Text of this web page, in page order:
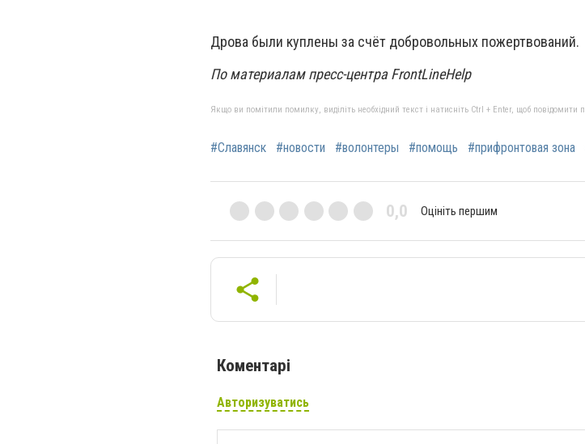
Дрова были куплены за счёт добровольных пожертвований.
По материалам пресс-центраFrontLineHelp
Якщо ви помітили помилку, виділіть необхідний текст і натисніть Ctrl + Enter, щоб повідомити
#Славянск #новости #волонтеры #помощь #прифронтовая зона
0,0 Оцініть першим
Коментарі
Авторизуватись